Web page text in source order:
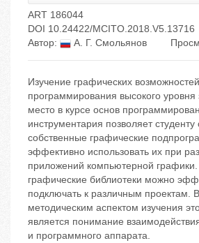
ART 186044
DOI 10.24422/MCITO.2018.V5.13716
Автор:
А. Г. Смольянов
Изучение графических
программирования высокого
место в курсе основ
инструментария позволяет студенту
собственные графические
эффективно использовать их при
приложений компьютерной
графические библиотеки можно
подключать к различным проектам.
методическим аспектом изучения
является понимание
и программного аппарата.